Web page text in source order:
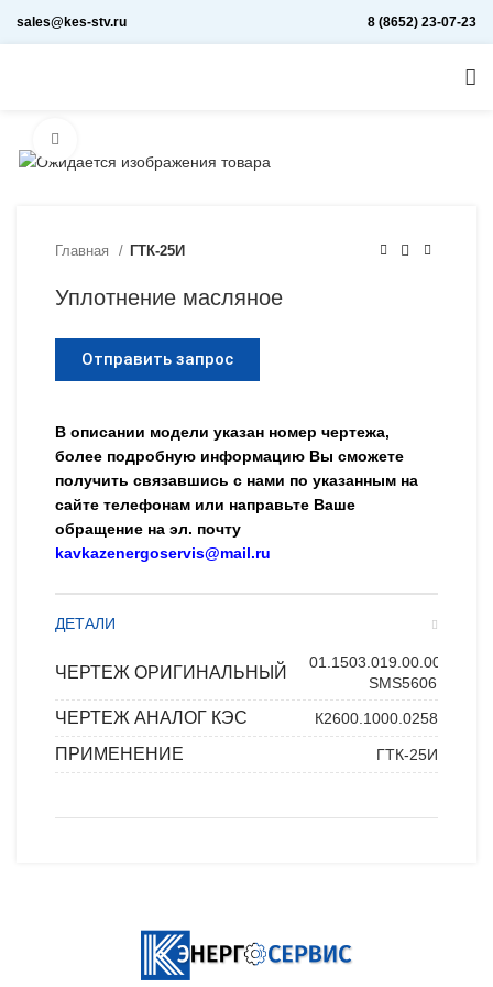
sales@kes-stv.ru 8 (8652) 23-07-23
Главная ГТК-25И
Уплотнение масляное
Отправить запрос
В описании модели указан номер чертежа,
более подробную информацию Вы сможете
получить связавшись с нами по указанным на
сайте телефонам или направьте Ваше
обращение на эл. почту
kavkazenergoservis@mail.ru
ДЕТАЛИ
ЧЕРТЕЖ ОРИГИНАЛЬНЫЙ
01.1503.019.00.00
SMS56061
ЧЕРТЕЖ АНАЛОГ КЭС К2600.1000.0258
ПРИМЕНЕНИЕ ГТК-25И